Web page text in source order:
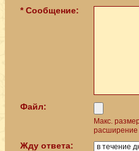
* Сообщение:
Файл:
Макс.
расширение
Жду ответа: